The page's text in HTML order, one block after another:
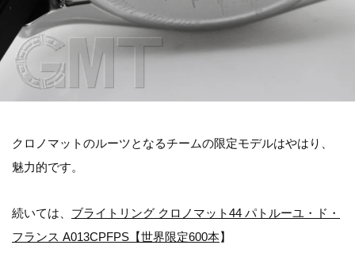
クロノマットのルーツとなるチームの限定モデルはやはり、
魅力的です。
続いては、 ブライトリング クロノマット44 パトルーユ・ド・
フランス A013CPFPS【世界限定600本】